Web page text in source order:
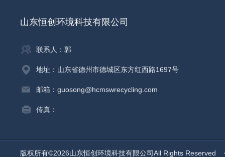
山东恒创环境科技有限公司
联系人：郭
地址：山东省德州市德城区东方红西路1697号
邮箱：guosong@hcmswrecycling.com
传真：
版权所有©2026山东恒创环境科技有限公司All Rights Reserved